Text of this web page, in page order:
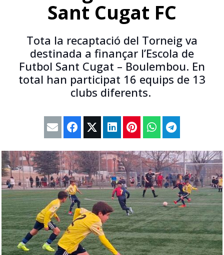
Sant Cugat FC
Tota la recaptació del Torneig va
destinada a finançar l’Escola de
Futbol Sant Cugat – Boulembou. En
total han participat 16 equips de 13
clubs diferents.